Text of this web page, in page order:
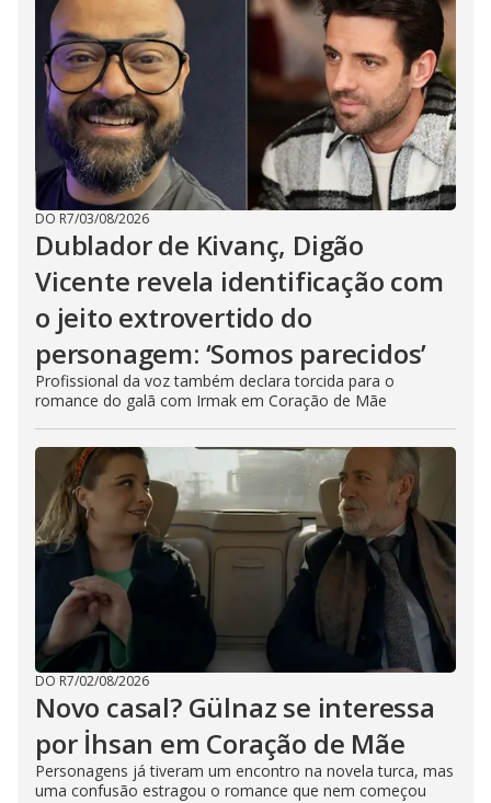
DO R7/03/08/2026
Dublador de Kivanç, Digão
Vicente revela identificação com
o jeito extrovertido do
personagem: ‘Somos parecidos’
Profissional da voz também declara torcida para o
romance do galã com Irmak em Coração de Mãe
DO R7/02/08/2026
Novo casal? Gülnaz se interessa
por İhsan em Coração de Mãe
Personagens já tiveram um encontro na novela turca, mas
uma confusão estragou o romance que nem começou